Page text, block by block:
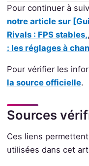
Pour continuer à
notre article sur
Rivals : FPS stables,,
: les réglages à
Pour vérifier les
la source officielle.
Sources
Ces liens
utilisées dans cet